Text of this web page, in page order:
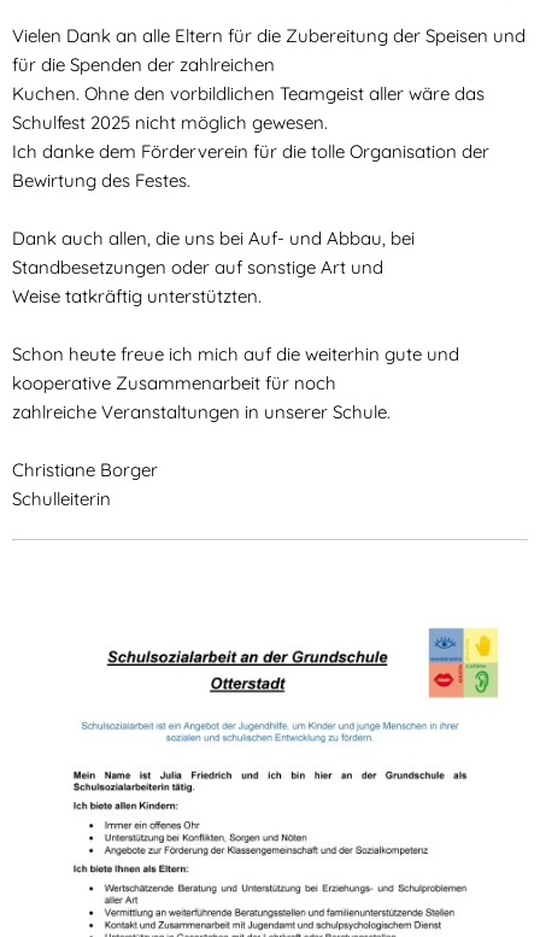
Vielen Dank an alle Eltern für die Zubereitung der Speisen und
für die Spenden der zahlreichen
Kuchen. Ohne den vorbildlichen Teamgeist aller wäre das
Schulfest 2025 nicht möglich gewesen.
Ich danke dem Förderverein für die tolle Organisation der
Bewirtung des Festes.
Dank auch allen, die uns bei Auf- und Abbau, bei
Standbesetzungen oder auf sonstige Art und
Weise tatkräftig unterstützten.
Schon heute freue ich mich auf die weiterhin gute und
kooperative Zusammenarbeit für noch
zahlreiche Veranstaltungen in unserer Schule.
Christiane Borger
Schulleiterin